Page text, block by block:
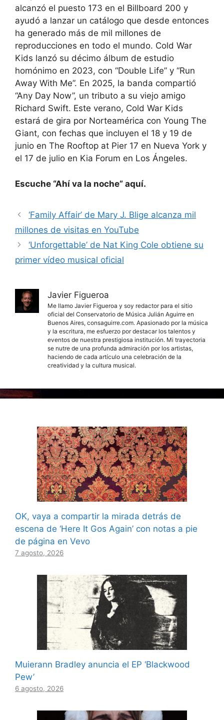
alcanzó el puesto 173 en el Billboard 200 y
ayudó a lanzar un catálogo que desde entonces
ha generado más de mil millones de
reproducciones en todo el mundo. Cold War
Kids lanzó su décimo álbum de estudio
homónimo en 2023, con “Double Life” y “Run
Away With Me”. En 2025, la banda compartió
“Any Day Now”, un tributo a su viejo amigo
Richard Swift. Este verano, Cold War Kids
estará de gira por Norteamérica con Young The
Giant, con fechas que incluyen el 18 y 19 de
junio en The Rooftop at Pier 17 en Nueva York y
el 17 de julio en Kia Forum en Los Ángeles.
Escuche “Ahí va la noche” aquí.
‘Family Affair’ de Mary J. Blige alcanza mil
millones de visitas en YouTube
‘Unforgettable’ de Nat King Cole obtiene su
primer vídeo musical oficial
Javier Figueroa
Me llamo Javier Figueroa y soy redactor para el sitio
oficial del Conservatorio de Música Julián Aguirre en
Buenos Aires, consaguirre.com. Apasionado por la música
y la escritura, me esfuerzo por destacar los talentos y
eventos de nuestra prestigiosa institución. Mi trayectoria
se nutre de una profunda admiración por los artistas,
haciendo de cada artículo una celebración de la
creatividad y la cultura musical.
OK, vaya a compartir la mirada detrás de
escena de ‘Here It Gos Again’ con notas a pie
de página en Vevo
7 agosto, 2026
Muierann Bradley anuncia el EP ‘Blackwood
Pew’
6 agosto, 2026